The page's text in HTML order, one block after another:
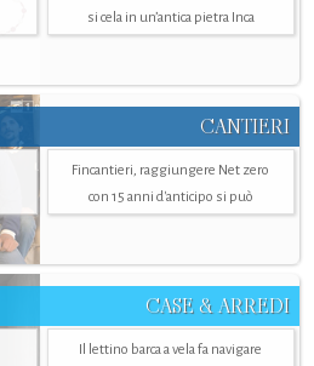
si cela in un’antica pietra Inca
CANTIERI
Fincantieri, raggiungere Net zero
con 15 anni d'anticipo si può
CASE & ARREDI
Il lettino barca a vela fa navigare